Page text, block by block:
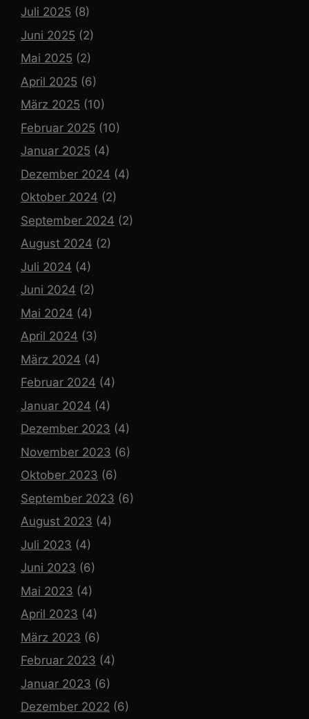
Juli 2025 (8)
Juni 2025 (2)
Mai 2025 (2)
April 2025 (6)
März 2025 (10)
Februar 2025 (10)
Januar 2025 (4)
Dezember 2024 (4)
Oktober 2024 (2)
September 2024 (2)
August 2024 (2)
Juli 2024 (4)
Juni 2024 (2)
Mai 2024 (4)
April 2024 (3)
März 2024 (4)
Februar 2024 (4)
Januar 2024 (4)
Dezember 2023 (4)
November 2023 (6)
Oktober 2023 (6)
September 2023 (6)
August 2023 (4)
Juli 2023 (4)
Juni 2023 (6)
Mai 2023 (4)
April 2023 (4)
März 2023 (6)
Februar 2023 (4)
Januar 2023 (6)
Dezember 2022 (6)